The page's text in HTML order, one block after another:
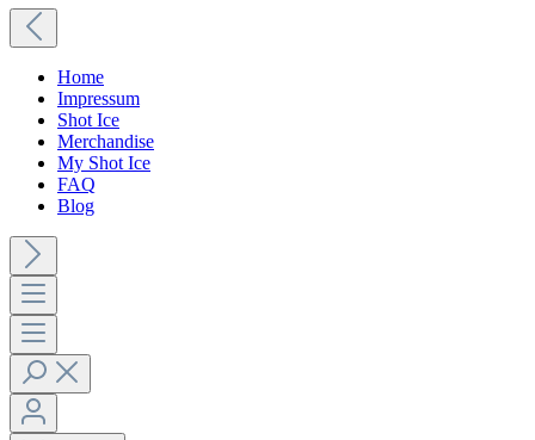
Home
Impressum
Shot Ice
Merchandise
My Shot Ice
FAQ
Blog